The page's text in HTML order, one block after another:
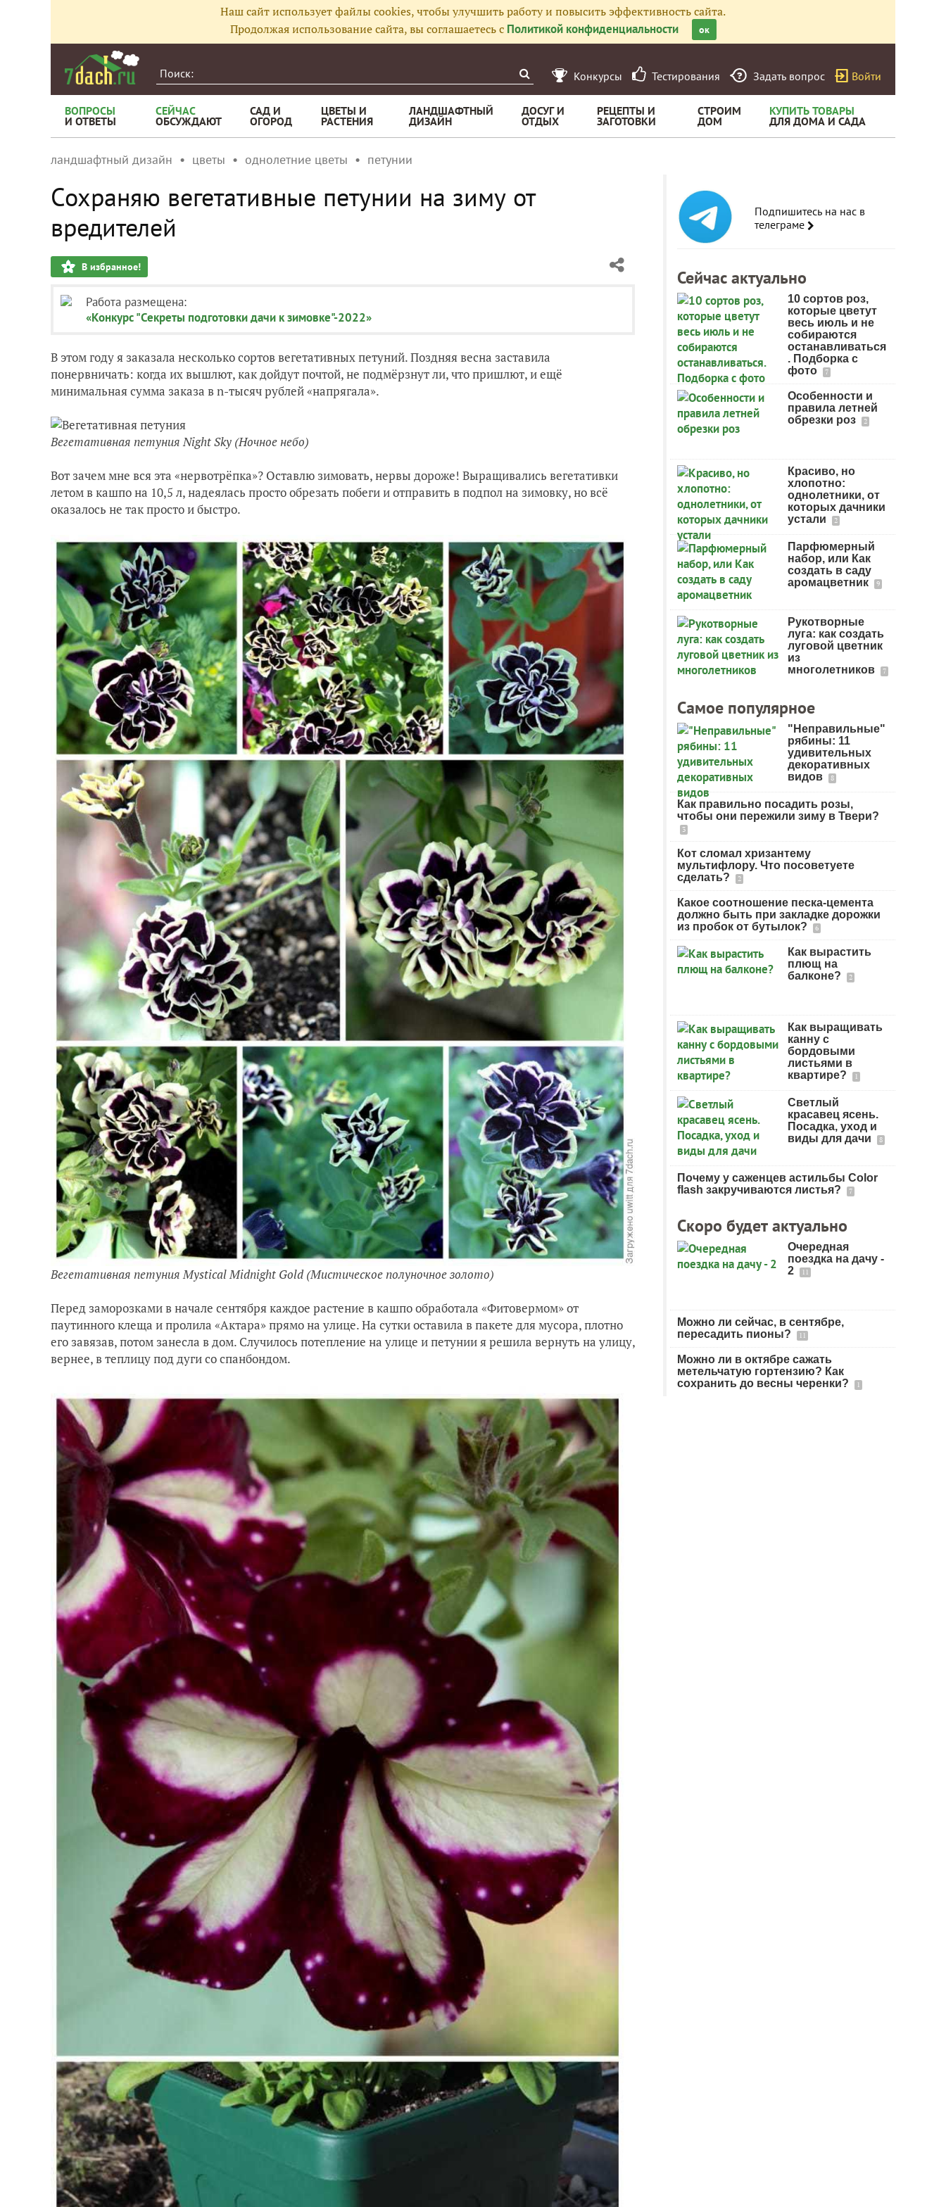
Наш сайт использует файлы cookies, чтобы улучшить работу и повысить эффективность сайта.
Продолжая использование сайта, вы соглашаетесь с Политикой конфиденциальности ок
Конкурсы Тестирования Задать вопрос Войти
ВОПРОСЫ
И ОТВЕТЫ
СЕЙЧАС
ОБСУЖДАЮТ
САД И
ОГОРОД
ЦВЕТЫ И
РАСТЕНИЯ
ЛАНДШАФТНЫЙ
ДИЗАЙН
ДОСУГ И
ОТДЫХ
РЕЦЕПТЫ И
ЗАГОТОВКИ
СТРОИМ
ДОМ
КУПИТЬ ТОВАРЫ
ДЛЯ ДОМА И САДА
ландшафтный дизайн цветы однолетние цветы петунии
Сохраняю вегетативные петунии на зиму от
вредителей
В избранное!
Работа размещена:
«Конкурс "Секреты подготовки дачи к зимовке"-2022»
В этом году я заказала несколько сортов вегетативных петуний. Поздняя весна заставила
понервничать: когда их вышлют, как дойдут почтой, не подмёрзнут ли, что пришлют, и ещё
минимальная сумма заказа в n-тысяч рублей «напрягала».
Вегетативная петуния Night Sky (Ночное небо)
Вот зачем мне вся эта «нервотрёпка»? Оставлю зимовать, нервы дороже! Выращивались вегетативки
летом в кашпо на 10,5 л, надеялась просто обрезать побеги и отправить в подпол на зимовку, но всё
оказалось не так просто и быстро.
Вегетативная петуния Mystical Midnight Gold (Мистическое полуночное золото)
Перед заморозками в начале сентября каждое растение в кашпо обработала «Фитовермом» от
паутинного клеща и пролила «Актара» прямо на улице. На сутки оставила в пакете для мусора, плотно
его завязав, потом занесла в дом. Случилось потепление на улице и петунии я решила вернуть на улицу,
вернее, в теплицу под дуги со спанбондом.
Подпишитесь на нас в
телеграме
Сейчас актуально
10 сортов роз,
которые цветут
весь июль и не
собираются
останавливаться
. Подборка с
фото
7
Особенности и
правила летней
обрезки роз
2
Красиво, но
хлопотно:
однолетники, от
которых дачники
устали
2
Парфюмерный
набор, или Как
создать в саду
аромацветник
9
Рукотворные
луга: как создать
луговой цветник
из
многолетников
7
Самое популярное
"Неправильные"
рябины: 11
удивительных
декоративных
видов
8
Как правильно посадить розы,
чтобы они пережили зиму в Твери?
3
Кот сломал хризантему
мультифлору. Что посоветуете
сделать?
2
Какое соотношение песка-цемента
должно быть при закладке дорожки
из пробок от бутылок?
6
Как вырастить
плющ на
балконе?
2
Как выращивать
канну с
бордовыми
листьями в
квартире?
1
Светлый
красавец ясень.
Посадка, уход и
виды для дачи
8
Почему у саженцев астильбы Color
flash закручиваются листья?
7
Скоро будет актуально
Очередная
поездка на дачу -
2
11
Можно ли сейчас, в сентябре,
пересадить пионы?
11
Можно ли в октябре сажать
метельчатую гортензию? Как
сохранить до весны черенки?
1